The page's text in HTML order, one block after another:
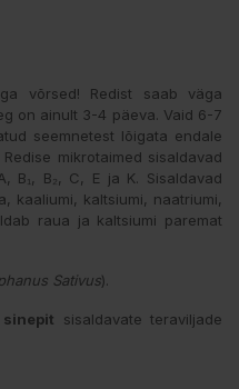
võrsed! Redist saab väga
on ainult 3-4 päeva. Vaid 6-7
seemnetest lõigata endale
mikrotaimed sisaldavad
B₁, B₂, C, E ja K. Sisaldavad
kaaliumi, kaltsiumi, naatriumi,
raua ja kaltsiumi paremat
Sativus).
sinepit sisaldavate teraviljade